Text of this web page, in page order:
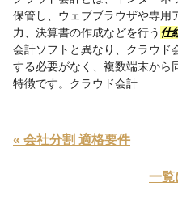
保管し、ウェブブラウザや専用
力、決算書の作成などを行う 仕
会計ソフトと異なり、クラウド
する必要がなく、複数端末から
特徴です。クラウド会計...
« 会社分割 適格要件
一覧